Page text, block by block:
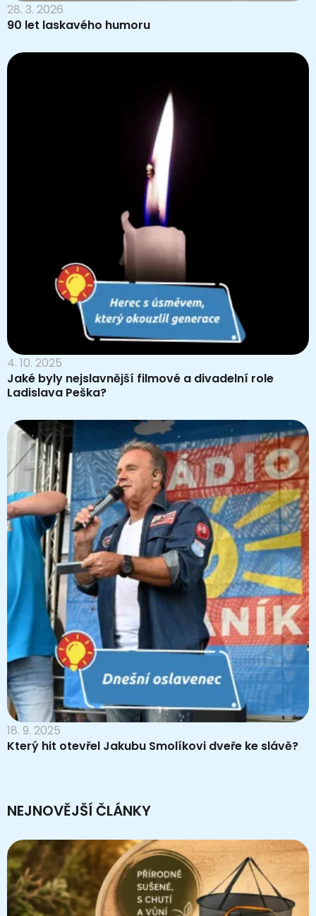
28. 3. 2026
90 let laskavého humoru
4. 10. 2025
Jaké byly nejslavnější filmové a divadelní role
Ladislava Peška?
18. 9. 2025
Který hit otevřel Jakubu Smolíkovi dveře ke slávě?
NEJNOVĚJŠÍ ČLÁNKY